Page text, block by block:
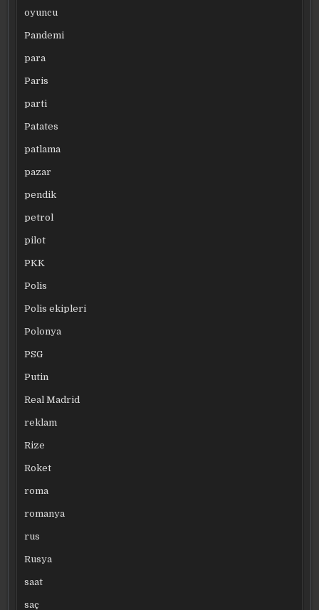
oyuncu
Pandemi
para
Paris
parti
Patates
patlama
pazar
pendik
petrol
pilot
PKK
Polis
Polis ekipleri
Polonya
PSG
Putin
Real Madrid
reklam
Rize
Roket
roma
romanya
rus
Rusya
saat
saç